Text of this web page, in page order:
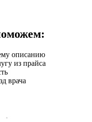
описанию
из прайса
врача